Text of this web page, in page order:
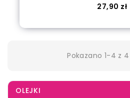
Cena
27,90 zł
Pokazano 1-4 z
OLEJKI